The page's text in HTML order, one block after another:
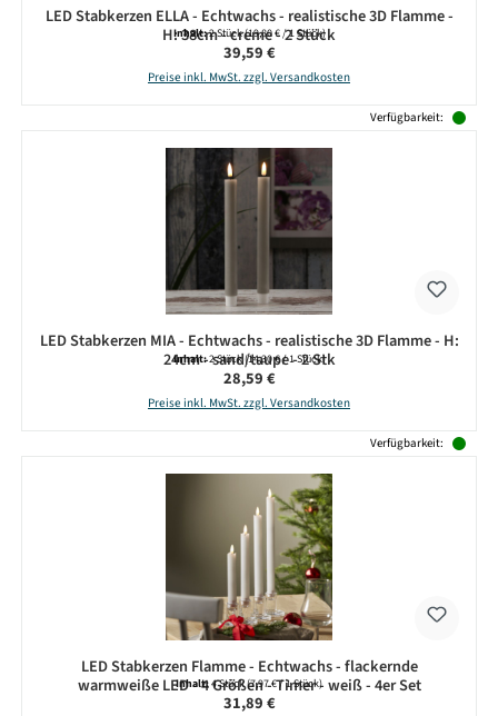
LED Stabkerzen ELLA - Echtwachs - realistische 3D Flamme -
H: 38cm - creme - 2 Stück
Inhalt:2 Stück(19,80 € / 1 Stück)
Regulärer Preis:
39,59 €
Preise inkl. MwSt. zzgl. Versandkosten
Verfügbarkeit:
LED Stabkerzen MIA - Echtwachs - realistische 3D Flamme - H:
24cm - sand/taupe - 2 Stk
Inhalt:2 Stück(14,30 € / 1 Stück)
Regulärer Preis:
28,59 €
Preise inkl. MwSt. zzgl. Versandkosten
Verfügbarkeit:
LED Stabkerzen Flamme - Echtwachs - flackernde
warmweiße LED - 4 Größen - Timer - weiß - 4er Set
Inhalt:4 Stück(7,97 € / 1 Stück)
Regulärer Preis:
31,89 €